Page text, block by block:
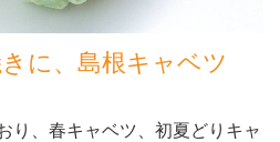
に、島根キャベツ
り、春キャベツ、初夏どりキャ